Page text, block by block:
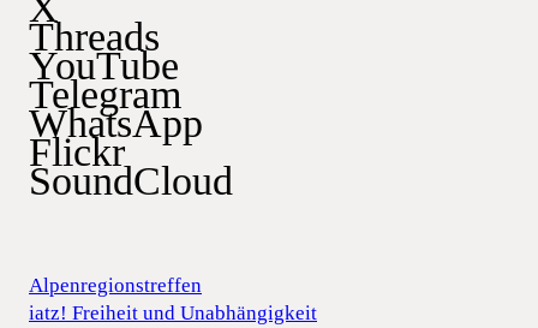
Threads
YouTube
Telegram
WhatsApp
Flickr
SoundCloud
Alpenregionstreffen
iatz! Freiheit und Unabhängigkeit